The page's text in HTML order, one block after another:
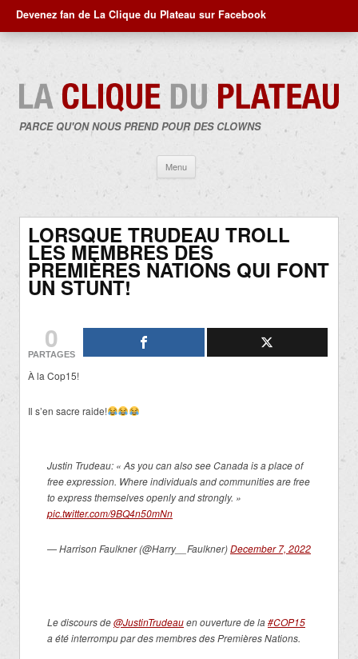
Devenez fan de La Clique du Plateau sur Facebook
PARCE QU'ON NOUS PREND POUR DES CLOWNS
Menu
contenu
LORSQUE TRUDEAU TROLL
LES MEMBRES DES
PREMIÈRES NATIONS QUI FONT
UN STUNT!
0
PARTAGES
À la Cop15!
Il s’en sacre raide!
Justin Trudeau: « As you can also see Canada is a place of
free expression. Where individuals and communities are free
to express themselves openly and strongly. »
pic.twitter.com/9BQ4n50mNn
— Harrison Faulkner (@Harry__Faulkner)December 7, 2022
Le discours de@JustinTrudeauen ouverture de la#COP15
a été interrompu par des membres des Premières Nations.